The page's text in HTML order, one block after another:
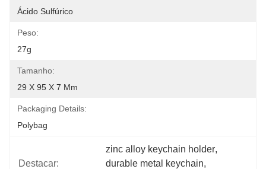
Ácido Sulfúrico
Peso:
27g
Tamanho:
29 X 95 X 7 Mm
Packaging Details:
Polybag
Destacar:
zinc alloy keychain holder,
durable metal keychain,